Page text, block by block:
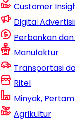
Customer
Digital
Perbankan
Manufaktur
Transportasi
Ritel
Minyak,
Agrikultur